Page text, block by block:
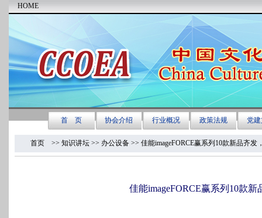
首页 >> 知识讲坛 >> 办公设备>> 佳能imageFORCE赢系列10款新品齐
佳能imageFORCE赢系列10款